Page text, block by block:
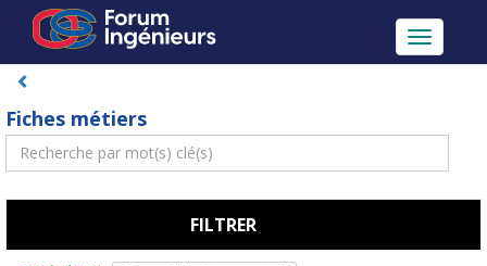
Toggle
navigation
Fiches métiers
FILTRER